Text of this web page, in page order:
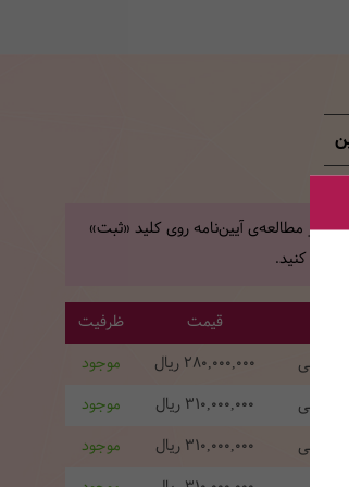
پس از مطالعه‌ی آیین‌نامه روی کلید «ثبت»
کلیک کنید.
قیمت
ظرفیت
نارانی 280,000,000 ریال
موجود
نارانی 310,000,000 ریال
موجود
نارانی 310,000,000 ریال
موجود